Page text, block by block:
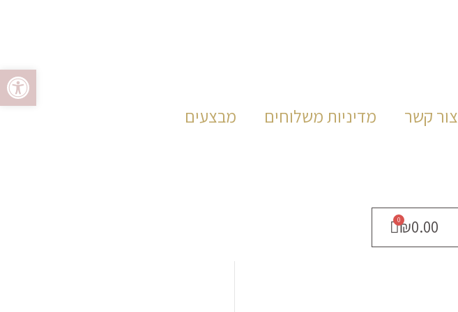
צור קשר מדיניות משלוחים מבצעים
₪0.00
פתח